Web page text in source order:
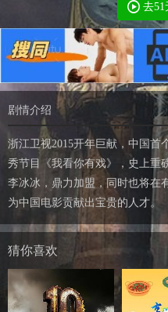
去51
剧情介绍
浙江卫视2015开年巨献，中国首
秀节目《我看你有戏》，史上重
李冰冰，鼎力加盟，同时也将在
为中国电影贡献出宝贵的人才。
猜你喜欢